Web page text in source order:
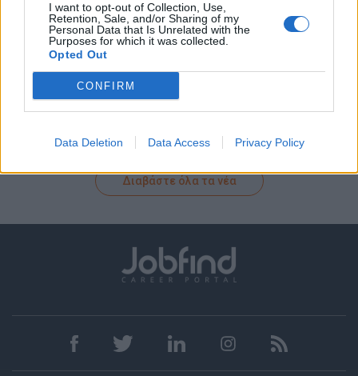
I want to opt-out of Collection, Use,
Retention, Sale, and/or Sharing of my
Personal Data that Is Unrelated with the
Purposes for which it was collected.
Opted Out
CONFIRM
Data Deletion Data Access Privacy Policy
06/08/2026
Μην περιμένεις τον Σεπτέμβρη:
Πώς να κάνω Summer Reset
στην καριέρα μου
31/07/2026
Πού θα πάρω τον
μισθό; Οι 5 κλάδοι με
Διαβάστε όλα τα νέα